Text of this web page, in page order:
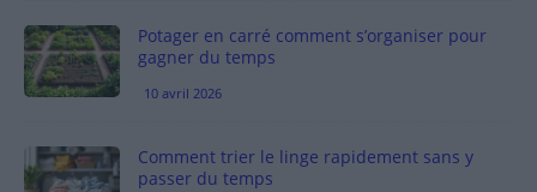
Potager en carré comment s’organiser pour
gagner du temps
10 avril 2026
Comment trier le linge rapidement sans y
passer du temps